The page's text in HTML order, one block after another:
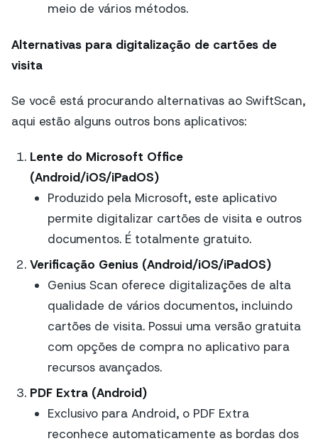
meio de vários métodos.
Alternativas para digitalização de cartões de
visita
Se você está procurando alternativas ao SwiftScan,
aqui estão alguns outros bons aplicativos:
Lente do Microsoft Office
(Android/iOS/iPadOS)
Produzido pela Microsoft, este aplicativo
permite digitalizar cartões de visita e outros
documentos. É totalmente gratuito.
Verificação Genius (Android/iOS/iPadOS)
Genius Scan oferece digitalizações de alta
qualidade de vários documentos, incluindo
cartões de visita. Possui uma versão gratuita
com opções de compra no aplicativo para
recursos avançados.
PDF Extra (Android)
Exclusivo para Android, o PDF Extra
reconhece automaticamente as bordas dos